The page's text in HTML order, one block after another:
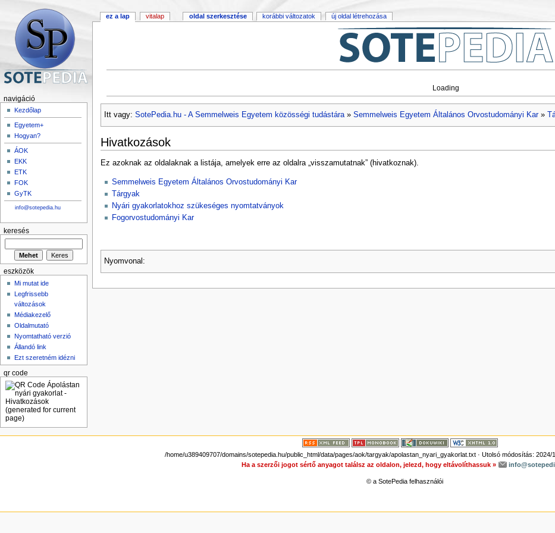
Loading
Itt vagy: SotePedia.hu - A Semmelweis Egyetem közösségi tudástára» Semmelweis Egyetem Általános Orvostudományi Kar»
Hivatkozások
Ez azoknak az oldalaknak a listája, amelyek erre az oldalra „visszamutatnak” (hivatkoznak).
Semmelweis Egyetem Általános Orvostudományi Kar
Tárgyak
Nyári gyakorlatokhoz szükeséges nyomtatványok
Fogorvostudományi Kar
Nyomvonal:
ez a lap vitalap oldal szerkesztése korábbi változatok új oldal létrehozása
navigáció
Kezdőlap
Egyetem+
Hogyan?
ÁOK
EKK
ETK
FOK
GyTK
info@sotepedia.hu
keresés
eszközök
Mi mutat ide
Legfrissebb
változások
Médiakezelő
Oldalmutató
Nyomtatható verzió
Állandó link
Ezt szeretném idézni
qr code
/home/u389409707/domains/sotepedia.hu/public_html/data/pages/aok/targyak/apolastan_nyari_gyakorlat.txt· Utolsó módosítás: 2024/
Ha a szerzői jogot sértő anyagot találsz az oldalon, jelezd, hogy eltávolíthassuk »
© a SotePedia felhasználói